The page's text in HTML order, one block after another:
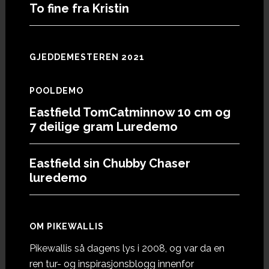
To fine fra Kristin
GJEDDEMESTEREN 2021
POOLDEMO
Eastfield TomCatminnow 10 cm og
7 deilige gram Luredemo
Eastfield sin Chubby Chaser
luredemo
OM PIKEWALLIS
Pikewallis så dagens lys i 2008, og var da en
ren tur- og inspirasjonsblogg innenfor